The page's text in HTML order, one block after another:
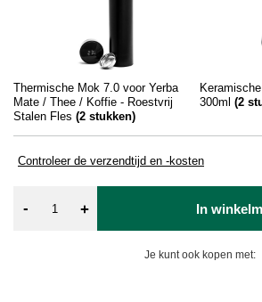
Thermische Mok 7.0 voor Yerba
Mate / Thee / Koffie - Roestvrij
Stalen Fles (2 stukken)
300ml (2
Controleer de verzendtijd en -kosten
- + In
Je kunt ook kopen met: